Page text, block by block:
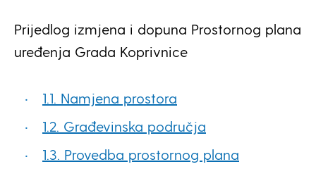
Prijedlog izmjena i dopuna Prostornog plana
uređenja Grada Koprivnice
1.1. Namjena prostora
1.2. Građevinska područja
1.3. Provedba prostornog plana